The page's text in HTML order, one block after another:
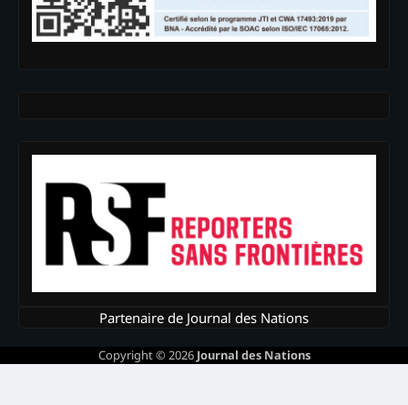
Partenaire de Journal des Nations
Copyright © 2026 Journal des Nations